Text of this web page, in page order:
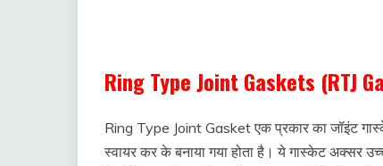
Ring Type Joint Gaskets (RTJ
Ring Type Joint Gasket एक प्रकार का जॉइंट
स्वायर कर के बनाया गया होता है। ये गास्केट अक्सर